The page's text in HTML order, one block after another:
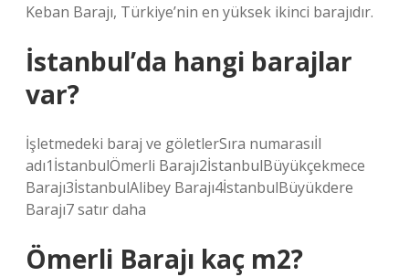
Keban Barajı, Türkiye’nin en yüksek ikinci barajıdır.
İstanbul’da hangi barajlar
var?
İşletmedeki baraj ve göletlerSıra numarasıİl
adı1İstanbulÖmerli Barajı2İstanbulBüyükçekmece
Barajı3İstanbulAlibey Barajı4İstanbulBüyükdere
Barajı7 satır daha
Ömerli Barajı kaç m2?